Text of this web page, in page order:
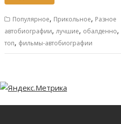
Популярное, Прикольное, Разное
автобиографии, лучшие, обалденно,
топ, фильмы-автобиографии